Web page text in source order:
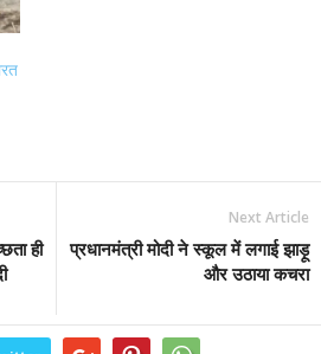
ही
Next Article
प्रधानमंत्री मोदी ने स्कूल में लगाई झाड़ू
और उठाया कचरा